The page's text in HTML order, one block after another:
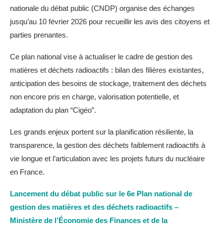
nationale du débat public (CNDP) organise des échanges
jusqu’au 10 février 2026 pour recueillir les avis des citoyens et
parties prenantes.
Ce plan national vise à actualiser le cadre de gestion des
matières et déchets radioactifs : bilan des filières existantes,
anticipation des besoins de stockage, traitement des déchets
non encore pris en charge, valorisation potentielle, et
adaptation du plan “Cigéo”.
Les grands enjeux portent sur la planification résiliente, la
transparence, la gestion des déchets faiblement radioactifs à
vie longue et l’articulation avec les projets futurs du nucléaire
en France.
Lancement du débat public sur le 6e Plan national de
gestion des matières et des déchets radioactifs –
Ministère de l’Économie des Finances et de la